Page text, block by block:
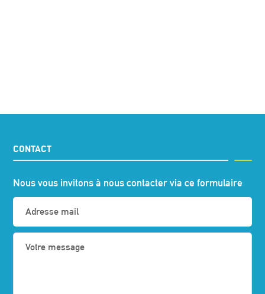
CONTACT
Nous vous invitons à nous contacter via ce formulaire